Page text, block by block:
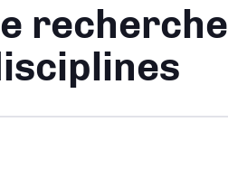
recherche